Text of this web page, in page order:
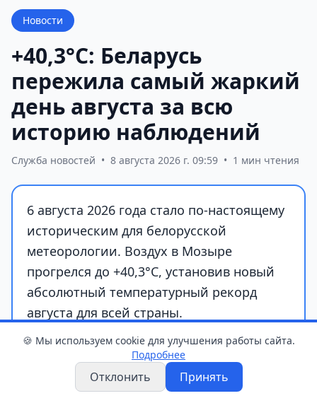
Новости
+40,3°С: Беларусь
пережила самый жаркий
день августа за всю
историю наблюдений
Служба новостей • 8 августа 2026 г. 09:59 • 1 мин чтения
6 августа 2026 года стало по-настоящему
историческим для белорусской
метеорологии. Воздух в Мозыре
прогрелся до +40,3°С, установив новый
абсолютный температурный рекорд
августа для всей страны.
🍪 Мы используем cookie для улучшения работы сайта.
Подробнее
Отклонить Принять